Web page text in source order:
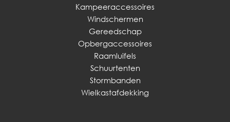
Kampeeraccessoires
Windschermen
Gereedschap
Opbergaccessoires
Raamluifels
Schuurtenten
Stormbanden
Wielkastafdekking